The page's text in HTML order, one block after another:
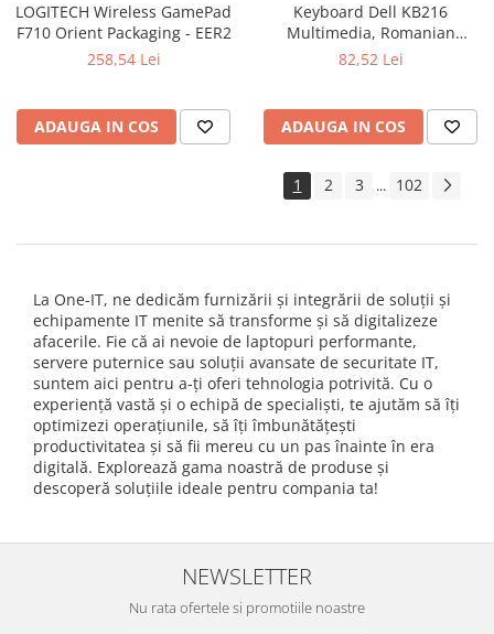
LOGITECH Wireless GamePad
F710 Orient Packaging - EER2
258,54 Lei
ADAUGA IN COS
Keyboard Dell KB216
Multimedia, Romanian
(QWERTZ), Black
82,52 Lei
ADAUGA IN COS
1 2 3 ... 102
La One-IT, ne dedicăm furnizării și integrării de soluții și
echipamente IT menite să transforme și să digitalizeze
afacerile. Fie că ai nevoie de laptopuri performante,
servere puternice sau soluții avansate de securitate IT,
suntem aici pentru a-ți oferi tehnologia potrivită. Cu o
experiență vastă și o echipă de specialiști, te ajutăm să îți
optimizezi operațiunile, să îți îmbunătățești
productivitatea și să fii mereu cu un pas înainte în era
digitală. Explorează gama noastră de produse și
descoperă soluțiile ideale pentru compania ta!
NEWSLETTER
Nu rata ofertele si promotiile noastre